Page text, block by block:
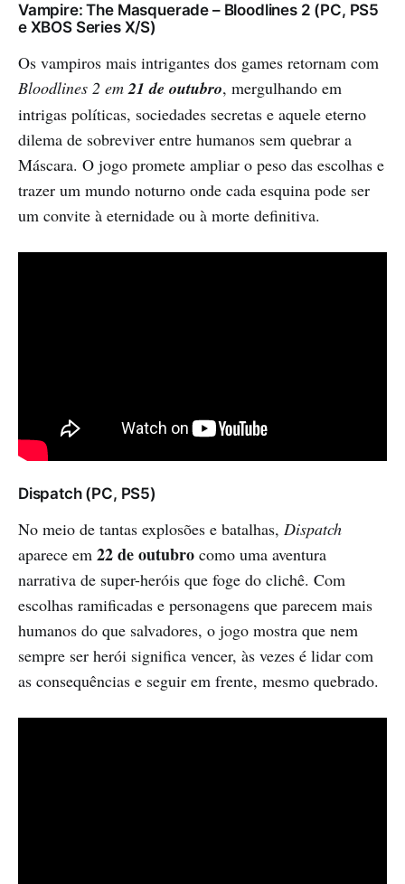
Vampire: The Masquerade – Bloodlines 2 (PC, PS5
e XBOS Series X/S)
Os vampiros mais intrigantes dos games retornam com
Bloodlines 2 em21 de outubro, mergulhando em
intrigas políticas, sociedades secretas e aquele eterno
dilema de sobreviver entre humanos sem quebrar a
Máscara. O jogo promete ampliar o peso das escolhas e
trazer um mundo noturno onde cada esquina pode ser
um convite à eternidade ou à morte definitiva.
Dispatch (PC, PS5)
No meio de tantas explosões e batalhas, Dispatch
aparece em 22 de outubro como uma aventura
narrativa de super-heróis que foge do clichê. Com
escolhas ramificadas e personagens que parecem mais
humanos do que salvadores, o jogo mostra que nem
sempre ser herói significa vencer, às vezes é lidar com
as consequências e seguir em frente, mesmo quebrado.